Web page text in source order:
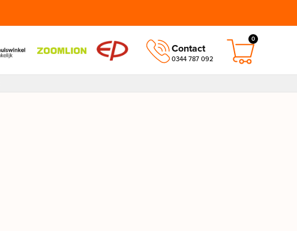
Contact
0344 787 092
0